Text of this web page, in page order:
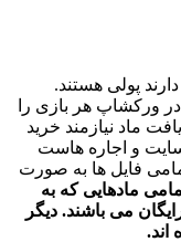
پولی هستند.
ورکشاپ هر بازی را
ماد نیازمند خرید
و اجاره هاست
تمامی فایل ها به صورت
مادهایی که به
می باشند. دیگر
اند.